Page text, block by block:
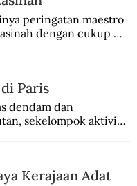
peringatan maestro
dengan cukup
Paris
dendam dan
sekelompok aktivis
Kerajaan Adat